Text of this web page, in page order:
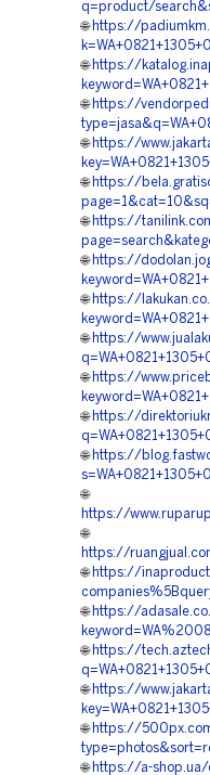
q=product/
🌐 https://
🌐 https://
🌐 https://
🌐 https://
🌐 https://
🌐 https://
🌐 https://
🌐 https://
🌐 https://
🌐 https://
🌐 https://
🌐 https://
🌐
https://
🌐
https://
🌐 https://
🌐 https://
🌐 https://
🌐 https://
🌐 https://
🌐 https://a-